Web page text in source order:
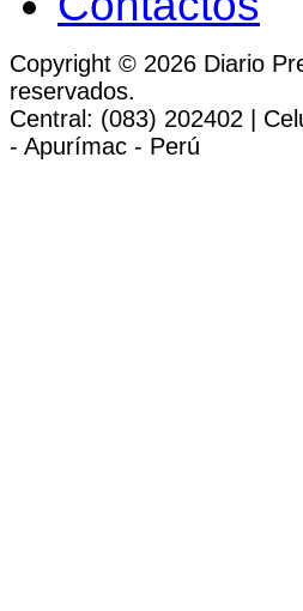
Copyright © 2026 Diario
reservados.
Central: (083) 202402 |
- Apurímac - Perú